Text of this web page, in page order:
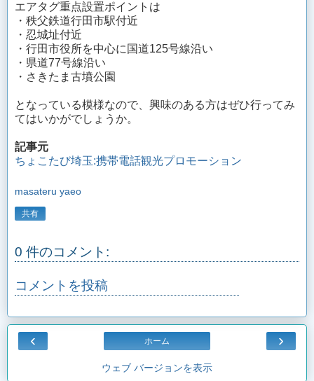
エアタグ重点設置ポイントは
・秩父鉄道行田市駅付近
・忍城址付近
・行田市役所を中心に国道125号線沿い
・県道77号線沿い
・さきたま古墳公園
となっている模様なので、興味のある方はぜひ行ってみ
てはいかがでしょうか。
記事元
ちょこたび埼玉:携帯電話観光プロモーション
masateru yaeo
共有
0 件のコメント:
コメントを投稿
‹ ›
ホーム
ウェブ バージョンを表示